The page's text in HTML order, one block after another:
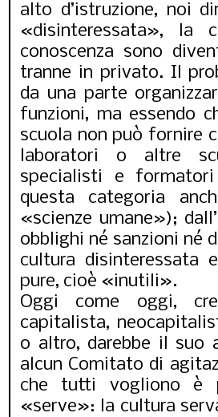
alto d’istruzione, noi
«disinteressata», la
conoscenza sono
tranne in privato. Il
da una parte
funzioni, ma essendo
scuola non può fornire
laboratori o altre
specialisti e
questa categoria
«scienze umane»);
obblighi né sanzioni né
cultura disinteressata
pure, cioè «inutili».
Oggi come oggi,
capitalista,
o altro, darebbe il suo
alcun Comitato di
che tutti vogliono è
«serve»: la cultura